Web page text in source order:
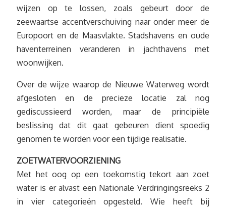
wijzen op te lossen, zoals gebeurt door de
zeewaartse accentverschuiving naar onder meer de
Europoort en de Maasvlakte. Stadshavens en oude
haventerreinen veranderen in jachthavens met
woonwijken.
Over de wijze waarop de Nieuwe Waterweg wordt
afgesloten en de precieze locatie zal nog
gediscussieerd worden, maar de principiële
beslissing dat dit gaat gebeuren dient spoedig
genomen te worden voor een tijdige realisatie.
ZOETWATERVOORZIENING
Met het oog op een toekomstig tekort aan zoet
water is er alvast een Nationale Verdringingsreeks 2
in vier categorieën opgesteld. Wie heeft bij